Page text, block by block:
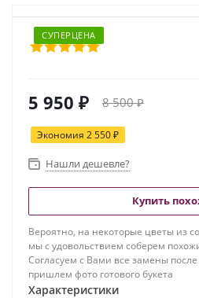
СУПЕРЦЕНА
5 950 ₽ 8 500₽
Экономия 2 550₽
Нашли дешевле?
Купить
Вероятно, на некоторые цветы из
мы с удовольствием соберем
Согласуем с Вами все замены
пришлем фото готового букета
Характеристики